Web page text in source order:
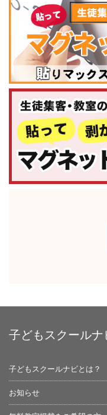
子どもスクールナ
子どもスクールナビとは？
お知らせ